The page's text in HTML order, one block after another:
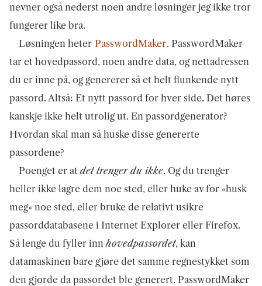
nevner også nederst noen andre løsninger jeg ikke tror
fungerer like bra.
Løsningen heter PasswordMaker. PasswordMaker
tar et hovedpassord, noen andre data, og nettadressen
du er inne på, og genererer så et helt flunkende nytt
passord. Altså: Et nytt passord for hver side. Det høres
kanskje ikke helt utrolig ut. En passordgenerator?
Hvordan skal man så huske disse genererte
passordene?
Poenget er at det trenger du ikke. Og du trenger
heller ikke lagre dem noe sted, eller huke av for «husk
meg» noe sted, eller bruke de relativt usikre
passorddatabasene i Internet Explorer eller Firefox.
Så lenge du fyller inn hovedpassordet, kan
datamaskinen bare gjøre det samme regnestykket som
den gjorde da passordet ble generert. PasswordMaker